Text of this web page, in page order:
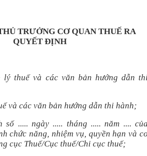
TRƯỞNG CƠ QUAN THUẾ RA
QUYẾT ĐỊNH
lý thuế và các văn bản hướng dẫn
và các văn bản hướng dẫn thi hành;
số ..... ngày ..... tháng ..... năm ....
chức năng, nhiệm vụ, quyền hạn và
cục Thuế/Cục thuế/Chi cục thuế;